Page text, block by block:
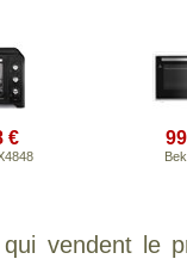
€
qui vendent le